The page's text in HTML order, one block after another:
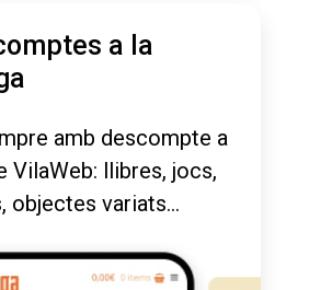
a la
amb descompte a
VilaWeb: llibres, jocs,
objectes variats...